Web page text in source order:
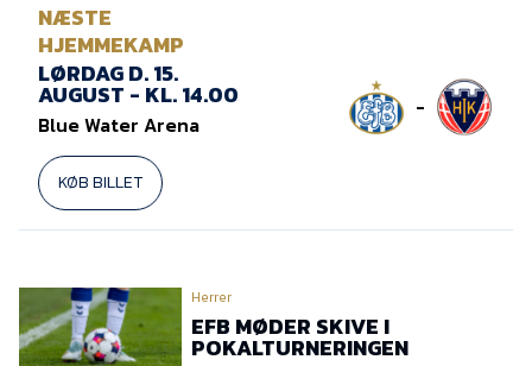
NÆSTE
HJEMMEKAMP
LØRDAG D. 15.
AUGUST - KL. 14.00
Blue Water Arena
KØB BILLET
-
Herrer
EFB MØDER SKIVE I
POKALTURNERINGEN